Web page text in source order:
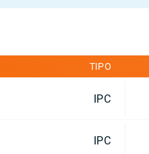
TIPO
IPC
IPC